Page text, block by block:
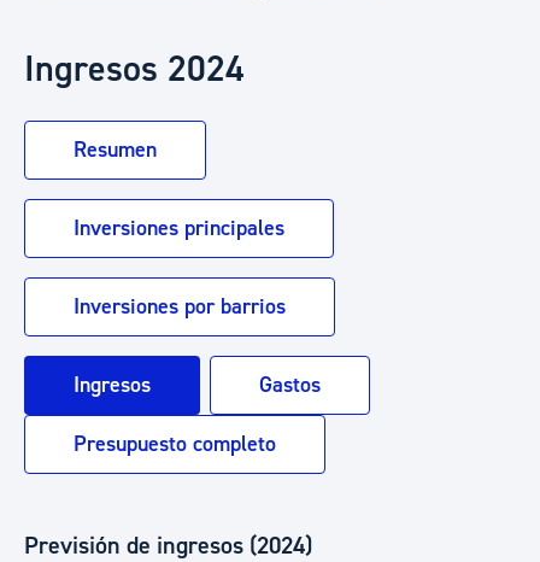
Ingresos 2024
Resumen
Inversiones principales
Inversiones por barrios
Ingresos Gastos
Presupuesto completo
Previsión de ingresos (2024)